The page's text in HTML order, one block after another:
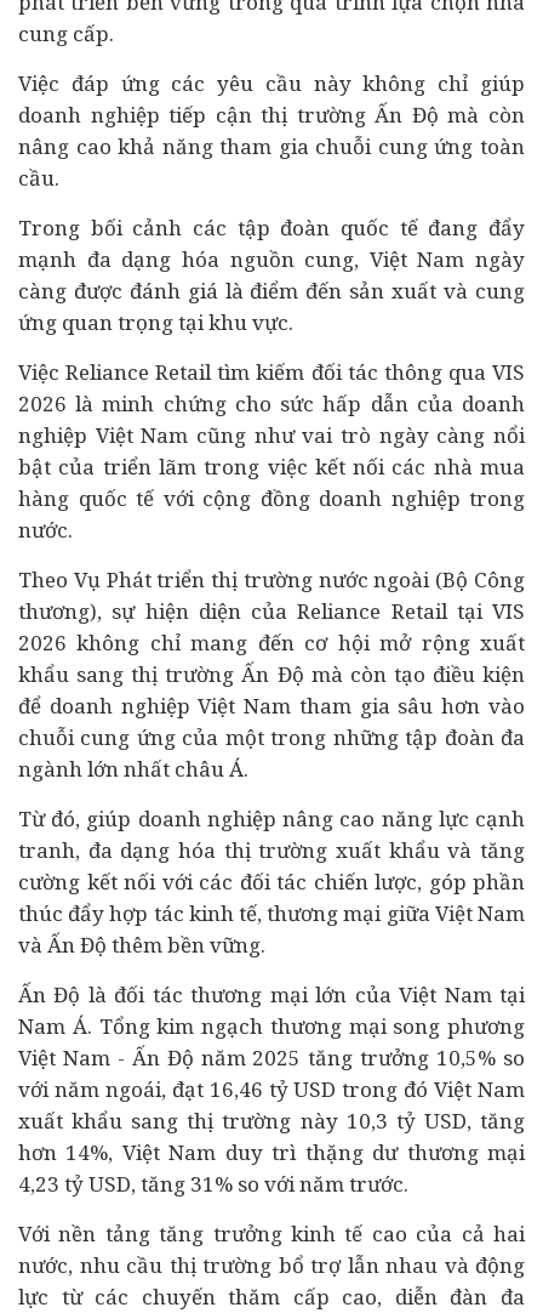
cung cấp.
Việc đáp ứng các yêu cầu này không chỉ giúp
doanh nghiệp tiếp cận thị trường Ấn Độ mà còn
nâng cao khả năng tham gia chuỗi cung ứng toàn
cầu.
Trong bối cảnh các tập đoàn quốc tế đang đẩy
mạnh đa dạng hóa nguồn cung, Việt Nam ngày
càng được đánh giá là điểm đến sản xuất và cung
ứng quan trọng tại khu vực.
Việc Reliance Retail tìm kiếm đối tác thông qua VIS
2026 là minh chứng cho sức hấp dẫn của doanh
nghiệp Việt Nam cũng như vai trò ngày càng nổi
bật của triển lãm trong việc kết nối các nhà mua
hàng quốc tế với cộng đồng doanh nghiệp trong
nước.
Theo Vụ Phát triển thị trường nước ngoài (Bộ Công
thương), sự hiện diện của Reliance Retail tại VIS
2026 không chỉ mang đến cơ hội mở rộng xuất
khẩu sang thị trường Ấn Độ mà còn tạo điều kiện
để doanh nghiệp Việt Nam tham gia sâu hơn vào
chuỗi cung ứng của một trong những tập đoàn đa
ngành lớn nhất châu Á.
Từ đó, giúp doanh nghiệp nâng cao năng lực cạnh
tranh, đa dạng hóa thị trường xuất khẩu và tăng
cường kết nối với các đối tác chiến lược, góp phần
thúc đẩy hợp tác kinh tế, thương mại giữa Việt Nam
và Ấn Độ thêm bền vững.
Ấn Độ là đối tác thương mại lớn của Việt Nam tại
Nam Á. Tổng kim ngạch thương mại song phương
Việt Nam - Ấn Độ năm 2025 tăng trưởng 10,5% so
với năm ngoái, đạt 16,46 tỷ USD trong đó Việt Nam
xuất khẩu sang thị trường này 10,3 tỷ USD, tăng
hơn 14%, Việt Nam duy trì thặng dư thương mại
4,23 tỷ USD, tăng 31% so với năm trước.
Với nền tảng tăng trưởng kinh tế cao của cả hai
nước, nhu cầu thị trường bổ trợ lẫn nhau và động
lực từ các chuyến thăm cấp cao, diễn đàn đa